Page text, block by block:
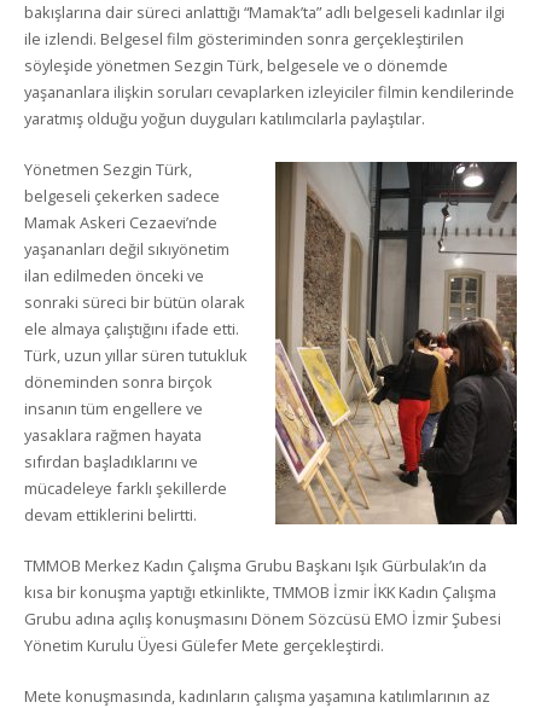
bakışlarına dair süreci anlattığı “Mamak’ta” adlı belgeseli kadınlar ilgi
ile izlendi. Belgesel film gösteriminden sonra gerçekleştirilen
söyleşide yönetmen Sezgin Türk, belgesele ve o dönemde
yaşananlara ilişkin soruları cevaplarken izleyiciler filmin kendilerinde
yaratmış olduğu yoğun duyguları katılımcılarla paylaştılar.
Yönetmen Sezgin Türk,
belgeseli çekerken sadece
Mamak Askeri Cezaevi’nde
yaşananları değil sıkıyönetim
ilan edilmeden önceki ve
sonraki süreci bir bütün olarak
ele almaya çalıştığını ifade etti.
Türk, uzun yıllar süren tutukluk
döneminden sonra birçok
insanın tüm engellere ve
yasaklara rağmen hayata
sıfırdan başladıklarını ve
mücadeleye farklı şekillerde
devam ettiklerini belirtti.
TMMOB Merkez Kadın Çalışma Grubu Başkanı Işık Gürbulak’ın da
kısa bir konuşma yaptığı etkinlikte, TMMOB İzmir İKK Kadın Çalışma
Grubu adına açılış konuşmasını Dönem Sözcüsü EMO İzmir Şubesi
Yönetim Kurulu Üyesi Gülefer Mete gerçekleştirdi.
Mete konuşmasında, kadınların çalışma yaşamına katılımlarının az